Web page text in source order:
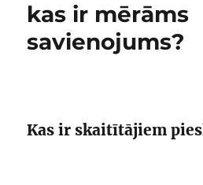
kas ir mērāms
savienojums?
Kas ir skaitītājiem